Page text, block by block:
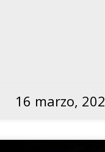
16 marzo,